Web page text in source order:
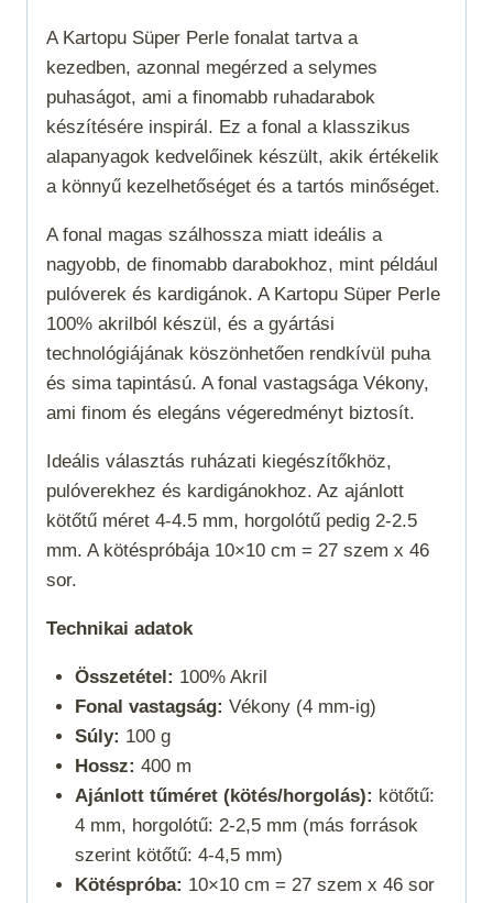
A Kartopu Süper Perle fonalat tartva a
kezedben, azonnal megérzed a selymes
puhaságot, ami a finomabb ruhadarabok
készítésére inspirál. Ez a fonal a klasszikus
alapanyagok kedvelőinek készült, akik értékelik
a könnyű kezelhetőséget és a tartós minőséget.
A fonal magas szálhossza miatt ideális a
nagyobb, de finomabb darabokhoz, mint például
pulóverek és kardigánok. A Kartopu Süper Perle
100% akrilból készül, és a gyártási
technológiájának köszönhetően rendkívül puha
és sima tapintású. A fonal vastagsága Vékony,
ami finom és elegáns végeredményt biztosít.
Ideális választás ruházati kiegészítőkhöz,
pulóverekhez és kardigánokhoz. Az ajánlott
kötőtű méret 4-4.5 mm, horgolótű pedig 2-2.5
mm. A kötéspróbája 10×10 cm = 27 szem x 46
sor.
Technikai adatok
Összetétel: 100% Akril
Fonal vastagság: Vékony (4 mm-ig)
Súly: 100 g
Hossz: 400 m
Ajánlott tűméret (kötés/horgolás): kötőtű:
4 mm, horgolótű: 2-2,5 mm (más források
szerint kötőtű: 4-4,5 mm)
Kötéspróba: 10×10 cm = 27 szem x 46 sor